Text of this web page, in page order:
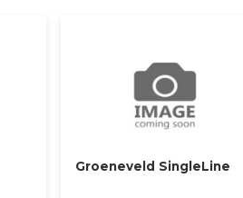
Groeneveld SingleLine